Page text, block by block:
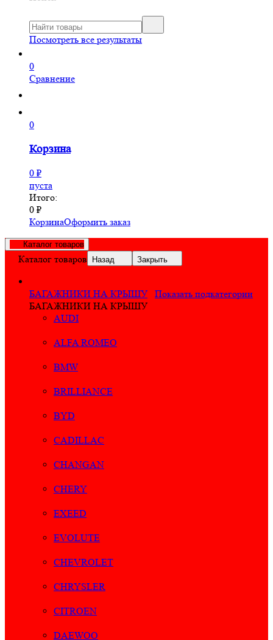
Посмотреть все результаты
0
Сравнение
0
Корзина
0 ₽
пуста
Итого:
0 ₽
КорзинаОформить заказ
Каталог товаров
Каталог товаров Назад Закрыть
БАГАЖНИКИ НА КРЫШУ
Показать подкатегории
БАГАЖНИКИ НА КРЫШУ
AUDI
ALFA ROMEO
BMW
BRILLIANCE
BYD
CADILLAC
CHANGAN
CHERY
EXEED
EVOLUTE
CHEVROLET
CHRYSLER
CITROEN
DAEWOO